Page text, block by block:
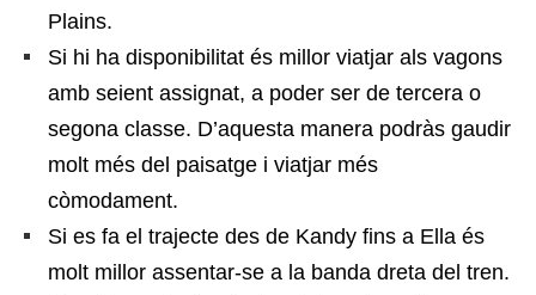
Plains.
Si hi ha disponibilitat és millor viatjar als vagons
amb seient assignat, a poder ser de tercera o
segona classe. D’aquesta manera podràs gaudir
molt més del paisatge i viatjar més
còmodament.
Si es fa el trajecte des de Kandy fins a Ella és
molt millor assentar-se a la banda dreta del tren.